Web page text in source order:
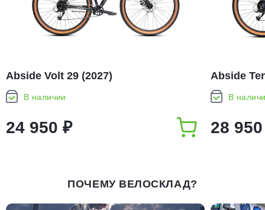
Abside Volt 29 (2027)
В наличии
24 950 ₽
Abside
В
28
ПОЧЕМУ ВЕЛОСКЛАД?